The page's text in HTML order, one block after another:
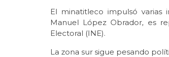
El minatitleco impulsó varias
Manuel López Obrador, es
Electoral (INE).
La zona sur sigue pesando